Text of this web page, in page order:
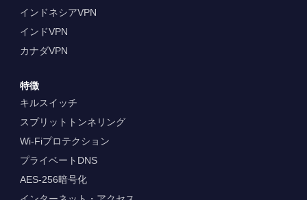
インドネシアVPN
インドVPN
カナダVPN
特徴
キルスイッチ
スプリットトンネリング
Wi-Fiプロテクション
プライベートDNS
AES-256暗号化